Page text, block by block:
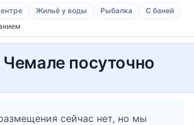
Жильё у воды Рыбалка
С баней
посуточно
сейчас нет, но мы